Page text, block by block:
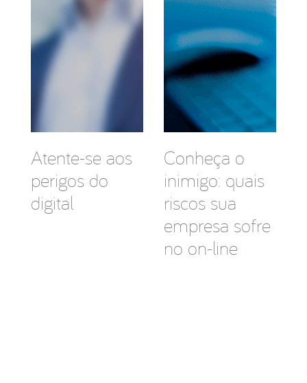
Atente-se aos
perigos do
digital
Conheça o
inimigo: quais
riscos sua
empresa sofre
no on-line